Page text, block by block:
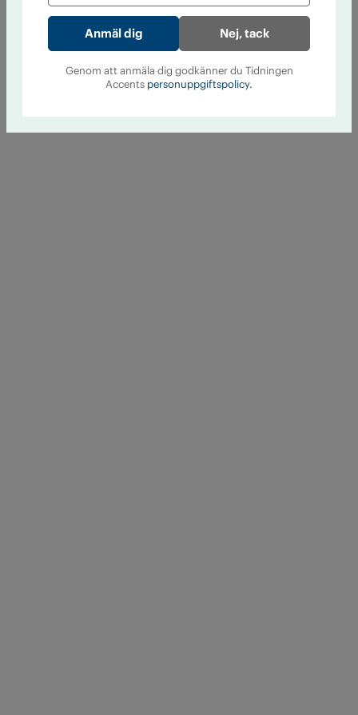
Nej, tack
Genom att anmäla dig godkänner du Tidningen
Accents personuppgiftspolicy.